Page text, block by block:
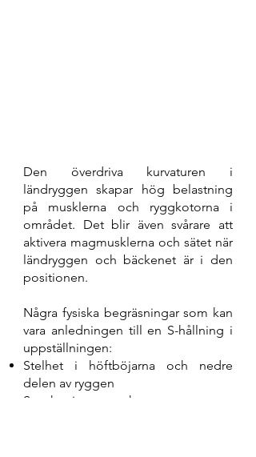
Den överdriva kurvaturen i
ländryggen skapar hög belastning
på musklerna och ryggkotorna i
området. Det blir även svårare att
aktivera magmusklerna och sätet när
ländryggen och bäckenet är i den
positionen.
Några fysiska begräsningar som kan
vara anledningen till en S-hållning i
uppställningen:
Stelhet i höftböjarna och nedre
delen av ryggen
Svaghet i mage och rumpa